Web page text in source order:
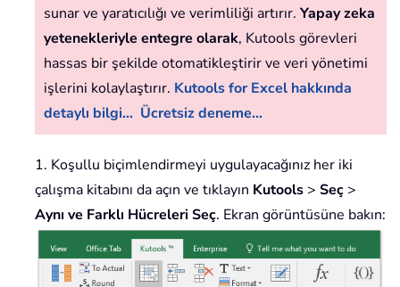
sunar ve yaratıcılığı ve verimliliği artırır. Yapay zeka
yetenekleriyle entegre olarak, Kutools görevleri
hassas bir şekilde otomatikleştirir ve veri yönetimi
işlerini kolaylaştırır. Kutools for Excel hakkında
detaylı bilgi... Ücretsiz deneme...
1. Koşullu biçimlendirmeyi uygulayacağınız her iki
çalışma kitabını da açın ve tıklayın Kutools > Seç >
Aynı ve Farklı Hücreleri Seç. Ekran görüntüsüne bakın: